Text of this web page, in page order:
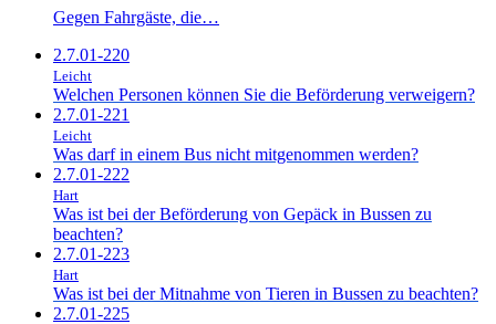
Gegen Fahrgäste, die…
2.7.01-220
Leicht
Welchen Personen können Sie die Beförderung verweigern?
2.7.01-221
Leicht
Was darf in einem Bus nicht mitgenommen werden?
2.7.01-222
Hart
Was ist bei der Beförderung von Gepäck in Bussen zu
beachten?
2.7.01-223
Hart
Was ist bei der Mitnahme von Tieren in Bussen zu beachten?
2.7.01-225